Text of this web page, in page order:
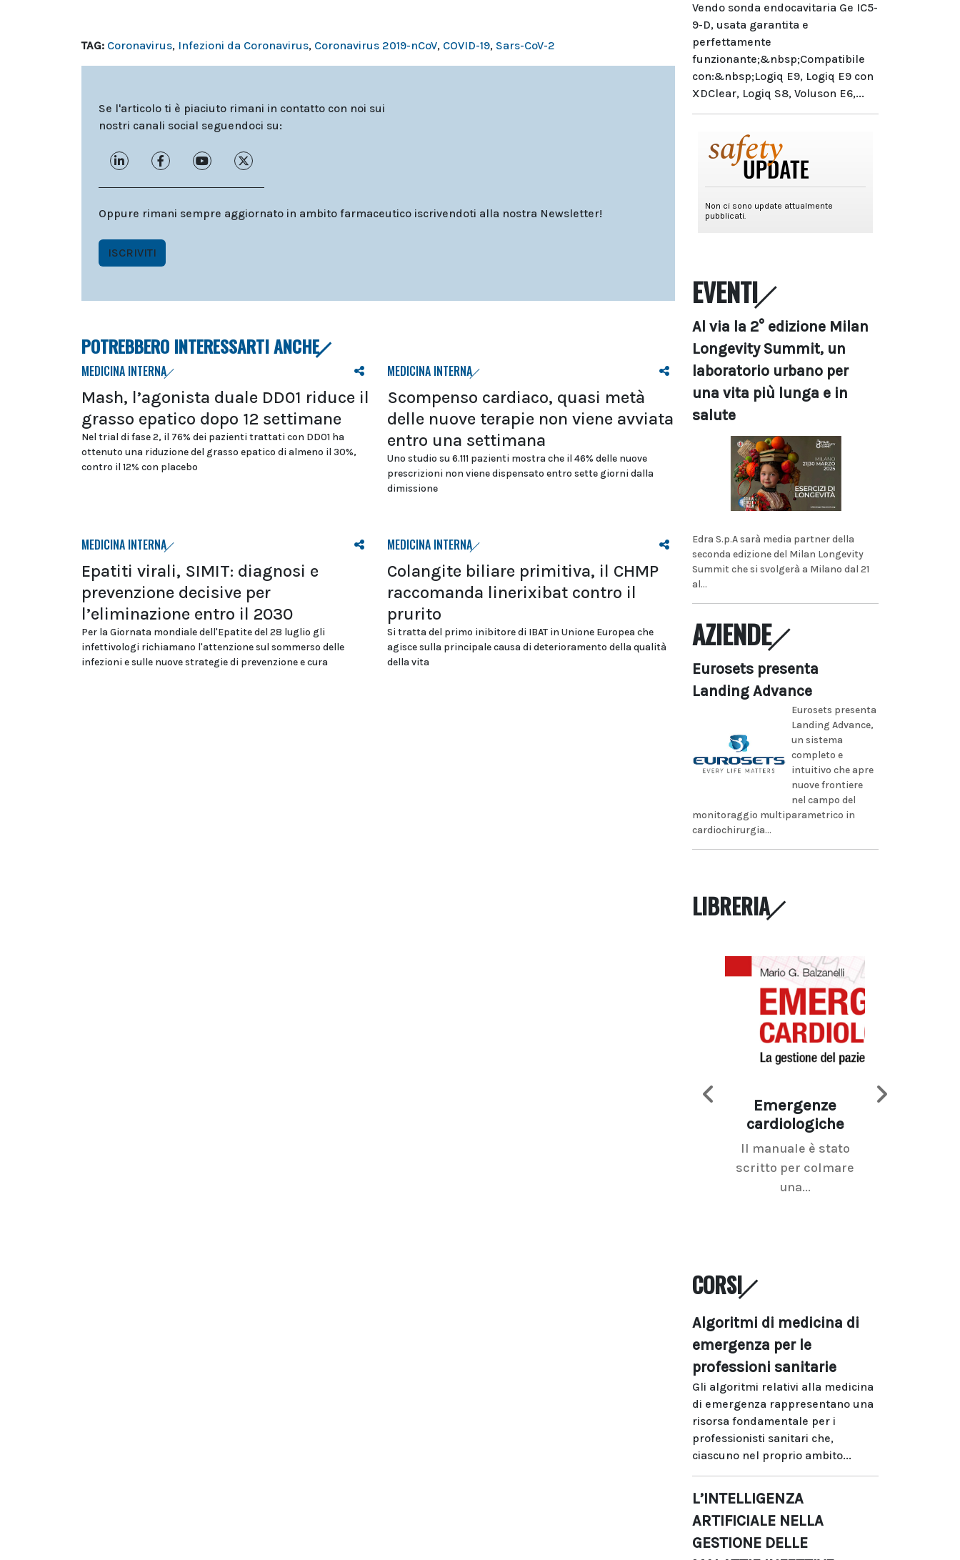
TAG: Coronavirus, Infezioni da Coronavirus, Coronavirus 2019-nCoV, COVID-19, Sars-CoV-2
Se l'articolo ti è piaciuto rimani in contatto con noi sui
nostri canali social seguendoci su:
Oppure rimani sempre aggiornato in ambito farmaceutico iscrivendoti alla nostra Newsletter!
ISCRIVITI
POTREBBERO INTERESSARTI ANCHE
MEDICINA INTERNA
Mash, l’agonista duale DD01 riduce il
grasso epatico dopo 12 settimane
Nel trial di fase 2, il 76% dei pazienti trattati con DD01 ha
ottenuto una riduzione del grasso epatico di almeno il 30%,
contro il 12% con placebo
MEDICINA INTERNA
Scompenso cardiaco, quasi metà
delle nuove terapie non viene avviata
entro una settimana
Uno studio su 6.111 pazienti mostra che il 46% delle nuove
prescrizioni non viene dispensato entro sette giorni dalla
dimissione
MEDICINA INTERNA
Epatiti virali, SIMIT: diagnosi e
prevenzione decisive per
l’eliminazione entro il 2030
Per la Giornata mondiale dell'Epatite del 28 luglio gli
infettivologi richiamano l'attenzione sul sommerso delle
infezioni e sulle nuove strategie di prevenzione e cura
MEDICINA INTERNA
Colangite biliare primitiva, il CHMP
raccomanda linerixibat contro il
prurito
Si tratta del primo inibitore di IBAT in Unione Europea che
agisce sulla principale causa di deterioramento della qualità
della vita
Vendo sonda endocavitaria Ge IC5-
9-D, usata garantita e
perfettamente
funzionante;&nbsp;Compatibile
con:&nbsp;Logiq E9, Logiq E9 con
XDClear, Logiq S8, Voluson E6,...
EVENTI
Al via la 2° edizione Milan
Longevity Summit, un
laboratorio urbano per
una vita più lunga e in
salute
Edra S.p.A sarà media partner della
seconda edizione del Milan Longevity
Summit che si svolgerà a Milano dal 21
al...
AZIENDE
Eurosets presenta
Landing Advance
Eurosets presenta
Landing Advance,
un sistema
completo e
intuitivo che apre
nuove frontiere
nel campo del
monitoraggio multiparametrico in
cardiochirurgia...
LIBRERIA
Emergenze
cardiologiche
Il manuale è stato
scritto per colmare
una...
CORSI
Algoritmi di medicina di
emergenza per le
professioni sanitarie
Gli algoritmi relativi alla medicina
di emergenza rappresentano una
risorsa fondamentale per i
professionisti sanitari che,
ciascuno nel proprio ambito...
L’INTELLIGENZA
ARTIFICIALE NELLA
GESTIONE DELLE